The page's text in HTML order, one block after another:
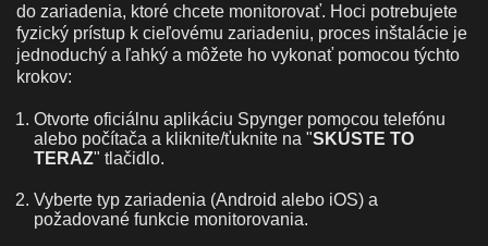
do zariadenia, ktoré chcete monitorovať. Hoci potrebujete
fyzický prístup k cieľovému zariadeniu, proces inštalácie je
jednoduchý a ľahký a môžete ho vykonať pomocou týchto
krokov:
Otvorte oficiálnu aplikáciu Spynger pomocou telefónu
alebo počítača a kliknite/ťuknite na "SKÚSTE TO
TERAZ" tlačidlo.
Vyberte typ zariadenia (Android alebo iOS) a
požadované funkcie monitorovania.